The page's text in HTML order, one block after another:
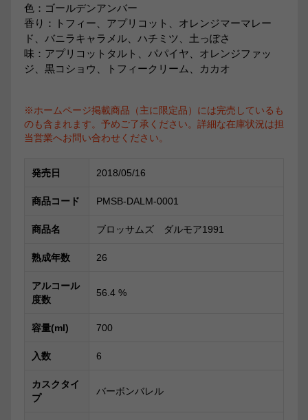
色：ゴールデンアンバー
香り：トフィー、アプリコット、オレンジマーマレー
ド、バニラキャラメル、ハチミツ、土っぽさ
味：アプリコットタルト、パパイヤ、オレンジファッ
ジ、黒コショウ、トフィークリーム、カカオ
※ホームページ掲載商品（主に限定品）には完売しているも
のも含まれます。予めご了承ください。詳細な在庫状況は担
当営業へお問い合わせください。
発売日 2018/05/16
商品コード PMSB-DALM-0001
商品名 ブロッサムズ ダルモア1991
熟成年数 26
アルコール
度数
56.4 %
容量(ml) 700
入数 6
カスクタイ
プ
バーボンバレル